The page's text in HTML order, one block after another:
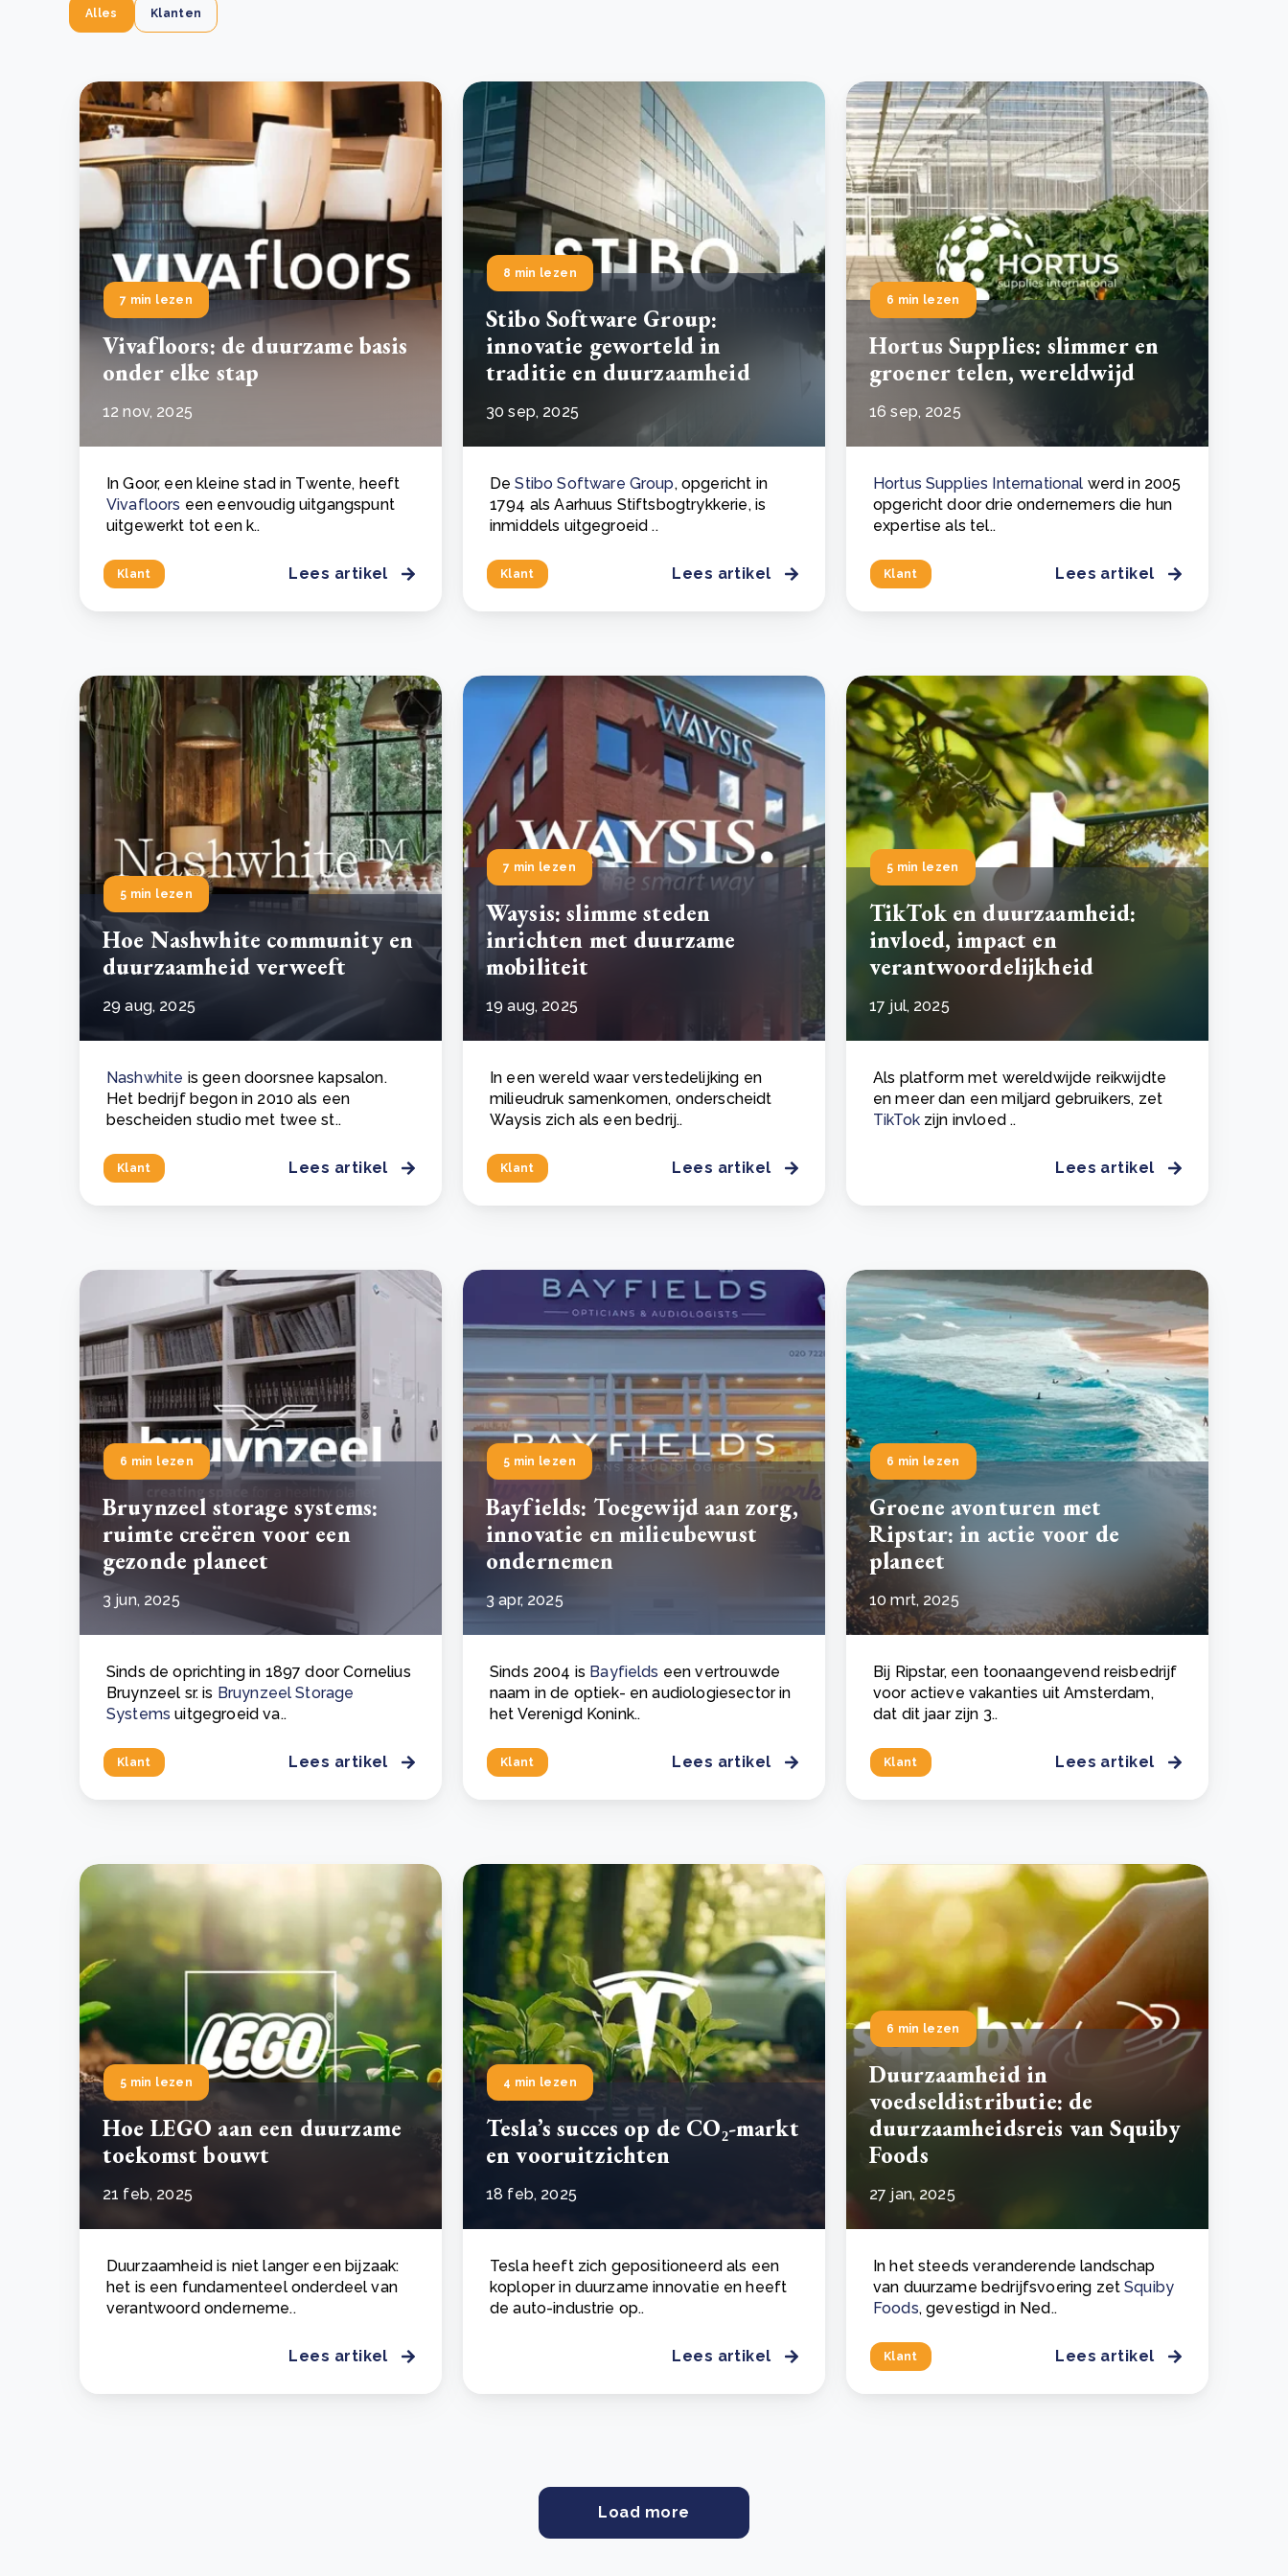
Alles Klanten
7 min lezen
Vivafloors: de duurzame basis
onder elke stap
12 nov, 2025
Klant
In Goor, een kleine stad in Twente, heeft
Vivafloors een eenvoudig uitgangspunt
uitgewerkt tot een k..
Lees artikel
8 min lezen
Stibo Software Group:
innovatie geworteld in
traditie en duurzaamheid
30 sep, 2025
Klant
DeStibo Software Group, opgericht in
1794 als Aarhuus Stiftsbogtrykkerie, is
inmiddels uitgegroeid ..
Lees artikel
6 min lezen
Hortus Supplies: slimmer en
groener telen, wereldwijd
16 sep, 2025
Klant
Hortus Supplies International werd in 2005
opgericht door drie ondernemers die hun
expertise als tel..
Lees artikel
5 min lezen
Hoe Nashwhite community en
duurzaamheid verweeft
29 aug, 2025
Klant
Nashwhite is geen doorsnee kapsalon.
Het bedrijf begon in 2010 als een
bescheiden studio met twee st..
Lees artikel
7 min lezen
Waysis: slimme steden
inrichten met duurzame
mobiliteit
19 aug, 2025
Klant
In een wereld waar verstedelijking en
milieudruk samenkomen, onderscheidt
Waysis zich als een bedrij..
Lees artikel
5 min lezen
TikTok en duurzaamheid:
invloed, impact en
verantwoordelijkheid
17 jul, 2025
Als platform met wereldwijde reikwijdte
en meer dan een miljard gebruikers, zet
TikTokzijn invloed ..
Lees artikel
6 min lezen
Bruynzeel storage systems:
ruimte creëren voor een
gezonde planeet
3 jun, 2025
Klant
Sinds de oprichting in 1897 door Cornelius
Bruynzeel sr. is Bruynzeel Storage
Systems uitgegroeid va..
Lees artikel
5 min lezen
Bayfields: Toegewijd aan zorg,
innovatie en milieubewust
ondernemen
3 apr, 2025
Klant
Sinds 2004 is Bayfields een vertrouwde
naam in de optiek- en audiologiesector in
het Verenigd Konink..
Lees artikel
6 min lezen
Groene avonturen met
Ripstar: in actie voor de
planeet
10 mrt, 2025
Klant
Bij Ripstar, een toonaangevend reisbedrijf
voor actieve vakanties uit Amsterdam,
dat dit jaar zijn 3..
Lees artikel
5 min lezen
Hoe LEGO aan een duurzame
toekomst bouwt
21 feb, 2025
Duurzaamheid is niet langer een bijzaak:
het is een fundamenteel onderdeel van
verantwoord onderneme..
Lees artikel
4 min lezen
Tesla’s succes op de CO₂-markt
en vooruitzichten
18 feb, 2025
Tesla heeft zich gepositioneerd als een
koploper in duurzame innovatie en heeft
de auto-industrie op..
Lees artikel
6 min lezen
Duurzaamheid in
voedseldistributie: de
duurzaamheidsreis van Squiby
Foods
27 jan, 2025
Klant
In het steeds veranderende landschap
van duurzame bedrijfsvoering zetSquiby
Foods, gevestigd in Ned..
Lees artikel
Load more